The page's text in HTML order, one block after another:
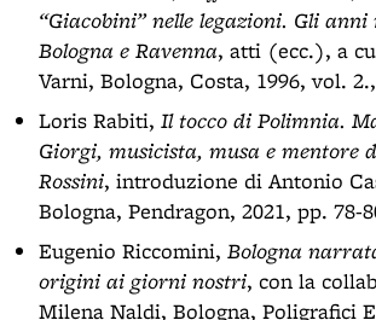
“Giacobini” nelle legazioni. Gli
Bologna e Ravenna, atti (ecc.), a
Varni, Bologna, Costa, 1996, vol.
Loris Rabiti, Il tocco di Polimnia.
Giorgi, musicista, musa e mentore
Rossini, introduzione di Antonio
Bologna, Pendragon, 2021, pp. 78-
Eugenio Riccomini, Bologna
origini ai giorni nostri, con la
Milena Naldi, Bologna, Poligrafici